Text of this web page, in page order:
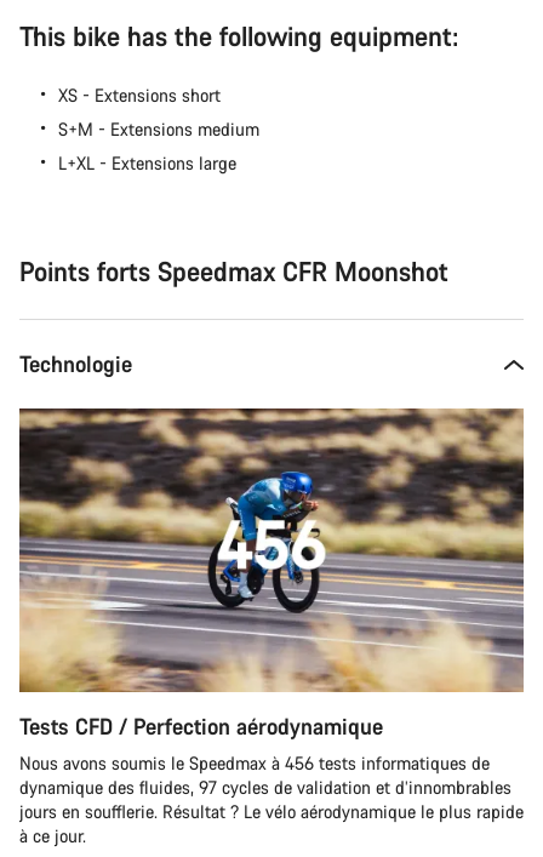
This bike has the following equipment:
XS - Extensions short
S+M - Extensions medium
L+XL - Extensions large
Points forts Speedmax CFR Moonshot
Technologie
Tests CFD / Perfection aérodynamique
Nous avons soumis le Speedmax à 456 tests informatiques de
dynamique des fluides, 97 cycles de validation et d’innombrables
jours en soufflerie. Résultat ? Le vélo aérodynamique le plus rapide
à ce jour.